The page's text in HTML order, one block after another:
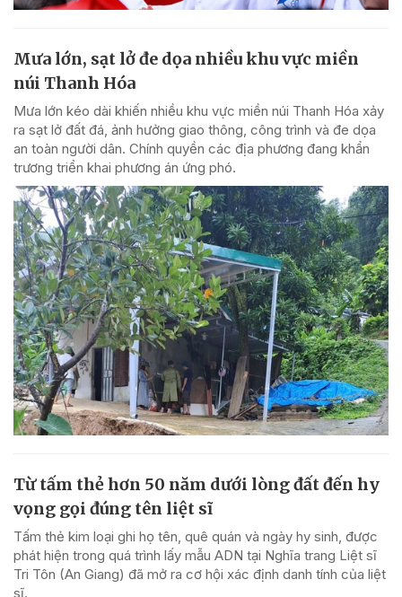
Mưa lớn, sạt lở đe dọa nhiều khu vực miền
núi Thanh Hóa
Mưa lớn kéo dài khiến nhiều khu vực miền núi Thanh Hóa xảy
ra sạt lở đất đá, ảnh hưởng giao thông, công trình và đe dọa
an toàn người dân. Chính quyền các địa phương đang khẩn
trương triển khai phương án ứng phó.
Từ tấm thẻ hơn 50 năm dưới lòng đất đến hy
vọng gọi đúng tên liệt sĩ
Tấm thẻ kim loại ghi họ tên, quê quán và ngày hy sinh, được
phát hiện trong quá trình lấy mẫu ADN tại Nghĩa trang Liệt sĩ
Tri Tôn (An Giang) đã mở ra cơ hội xác định danh tính của liệt
sĩ.